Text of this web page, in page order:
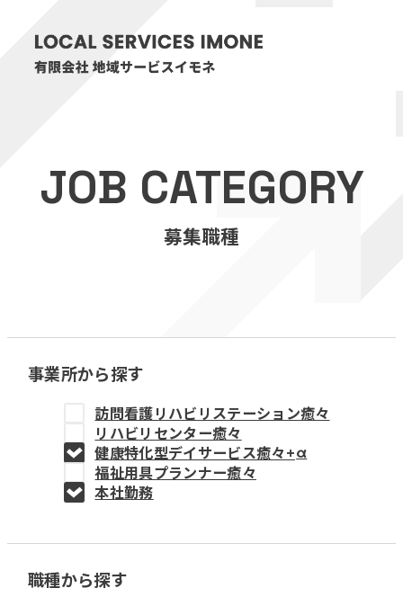
医療・介護事業
訪問看護リハビリステーション癒々
福祉用具プランナー癒々
教育事業
姫路中央こども園
姫路中央保育園
採用情報
JOB CATEGORY
募集職種
事業所から探す
訪問看護リハビリステーション癒々
リハビリセンター癒々
健康特化型デイサービス癒々+α
福祉用具プランナー癒々
本社勤務
職種から探す